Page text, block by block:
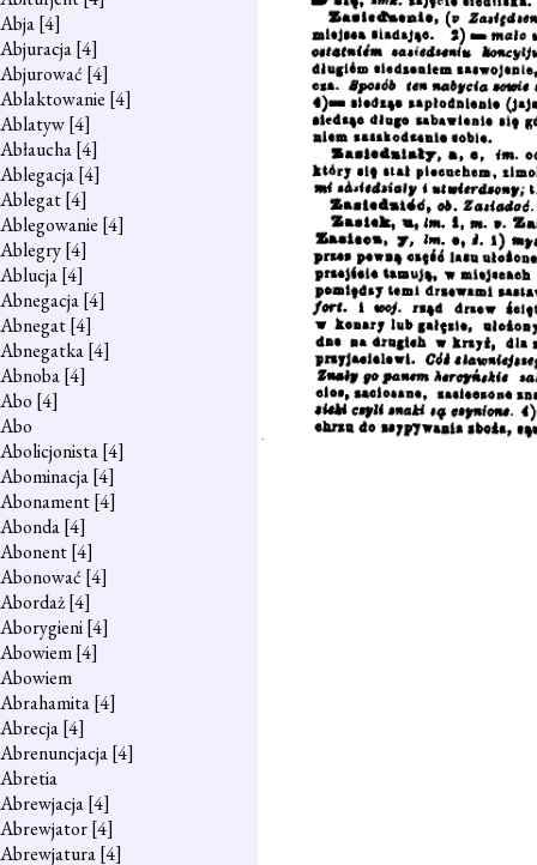
Abja[4]
Abjuracja[4]
Abjurować [4]
Ablaktowanie [4]
Ablatyw[4]
Abłaucha[4]
Ablegacja[4]
Ablegat[4]
Ablegowanie [4]
Ablegry[4]
Ablucja[4]
Abnegacja[4]
Abnegat[4]
Abnegatka[4]
Abnoba[4]
Abo [4]
Abo
Abolicjonista[4]
Abominacja[4]
Abonament[4]
Abonda[4]
Abonent[4]
Abonować [4]
Abordaż[4]
Aborygieni[4]
Abowiem[4]
Abowiem
Abrahamita[4]
Abrecja[4]
Abrenuncjacja[4]
Abretia
Abrewjacja[4]
Abrewjator[4]
Abrewjatura[4]